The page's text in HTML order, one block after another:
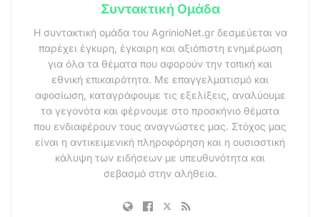
Συντακτική Ομάδα
Η συντακτική ομάδα του AgrinioNet.gr δεσμεύεται να
παρέχει έγκυρη, έγκαιρη και αξιόπιστη ενημέρωση
για όλα τα θέματα που αφορούν την τοπική και
εθνική επικαιρότητα. Με επαγγελματισμό και
αφοσίωση, καταγράφουμε τις εξελίξεις, αναλύουμε
τα γεγονότα και φέρνουμε στο προσκήνιο θέματα
που ενδιαφέρουν τους αναγνώστες μας. Στόχος μας
είναι η αντικειμενική πληροφόρηση και η ουσιαστική
κάλυψη των ειδήσεων με υπευθυνότητα και
σεβασμό στην αλήθεια.